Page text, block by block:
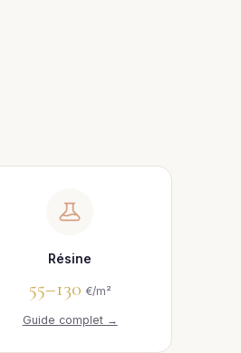
Résine
55–130 €/m²
Guide complet →